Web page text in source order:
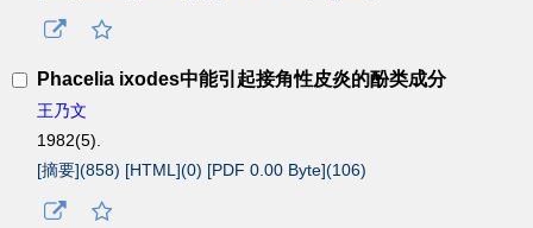
Phacelia ixodes中能引起接角性皮炎的酚类成分
王乃文
1982(5).
[摘要](858) [HTML](0) [PDF 0.00 Byte](106)